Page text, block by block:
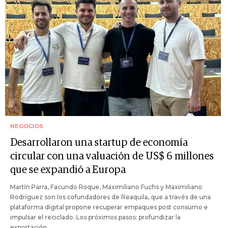
NEGOCIOS
Desarrollaron una startup de economía
circular con una valuación de US$ 6 millones
que se expandió a Europa
Martín Parra, Facundo Roque, Maximiliano Fuchs y Maximiliano
Rodríguez son los cofundadores de Reaquila, que a través de una
plataforma digital propone recuperar empaques post consumo e
impulsar el reciclado. Los próximos pasos: profundizar la